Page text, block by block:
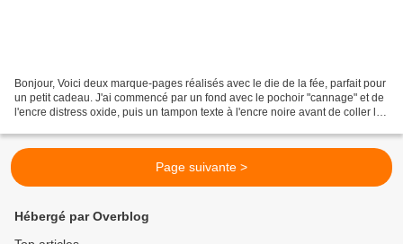
Bonjour, Voici deux marque-pages réalisés avec le die de la fée, parfait pour
un petit cadeau. J'ai commencé par un fond avec le pochoir "cannage" et de
l'encre distress oxide, puis un tampon texte à l'encre noire avant de coller les
Page suivante >
Hébergé par Overblog